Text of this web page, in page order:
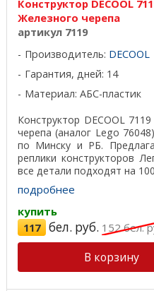
Конструктор DECOOL
Железного черепа
артикул 7119
Производитель: DECOOL
Гарантия, дней: 14
Материал: АБС-пластик
Конструктор DECOOL
черепа (аналог Lego
по Минску и РБ.
реплики конструкторов
все детали подходят на
подробнее
купить
117 бел. руб. 152бел.
В корзину